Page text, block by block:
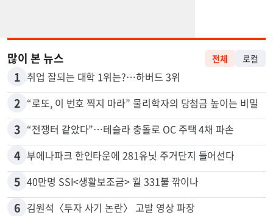
1 취업 잘되는 대학 1위는?…하버드 3위
2 “로또, 이 번호 찍지 마라” 물리학자의 당첨금 높이는 비밀
3 “전쟁터 같았다”…테슬라 충돌로 OC 주택 4채 파손
4 부에나파크 한인타운에 281유닛 주거단지 들어선다
5 40만명 SSI<생활보조금> 월 331불 깎이나